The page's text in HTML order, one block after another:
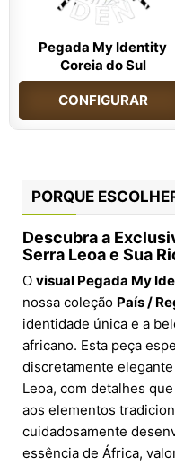
Pegada My Identity
Coreia do Sul
CONFIGURAR
PORQUE
Descubra a
Serra Leoa e Sua
O visual Pegada My
nossa coleção País /
identidade única e a
africano. Esta peça
discretamente
Leoa, com detalhes
aos elementos
cuidadosamente
essência de África,